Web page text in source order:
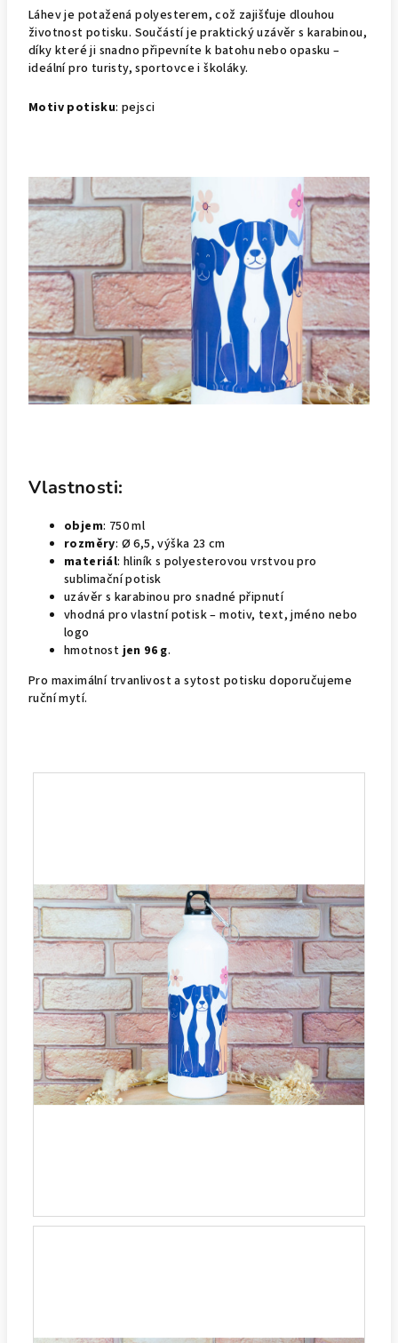
Láhev je potažená polyesterem, což zajišťuje dlouhou
životnost potisku. Součástí je praktický uzávěr s karabinou,
díky které ji snadno připevníte k batohu nebo opasku –
ideální pro turisty, sportovce i školáky.
Motiv potisku: pejsci
Vlastnosti:
objem: 750 ml
rozměry: Ø 6,5, výška 23 cm
materiál: hliník s polyesterovou vrstvou pro
sublimační potisk
uzávěr s karabinou pro snadné připnutí
vhodná pro vlastní potisk – motiv, text, jméno nebo
logo
hmotnostjen 96 g.
Pro maximální trvanlivost a sytost potisku doporučujeme
ruční mytí.